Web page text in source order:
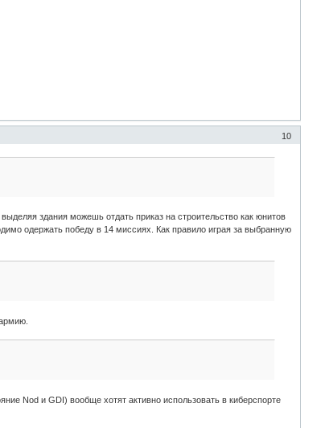
10
здания можешь отдать приказ на строительство как юнитов
одержать победу в 14 миссиях. Как правило играя за выбранную
Nod и GDI) вообще хотят активно использовать в киберспорте